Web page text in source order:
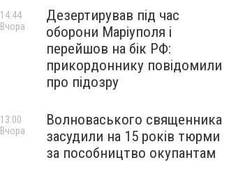
Дезертирував під час
оборони Маріуполя і
перейшов на бік РФ:
прикордоннику повідомили
про підозру
14:44
Вчора
Волноваського священника
засудили на 15 років тюрми
за пособництво окупантам
13:00
Вчора